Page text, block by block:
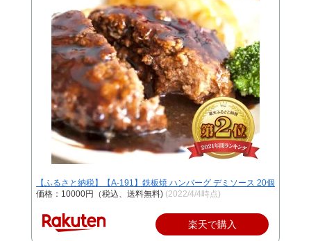
【ふるさと納税】【A-191】鉄板焼 ハンバーグ デミソース 20個
価格：10000円（税込、送料無料) (2022/4/4時点)
楽天で購入